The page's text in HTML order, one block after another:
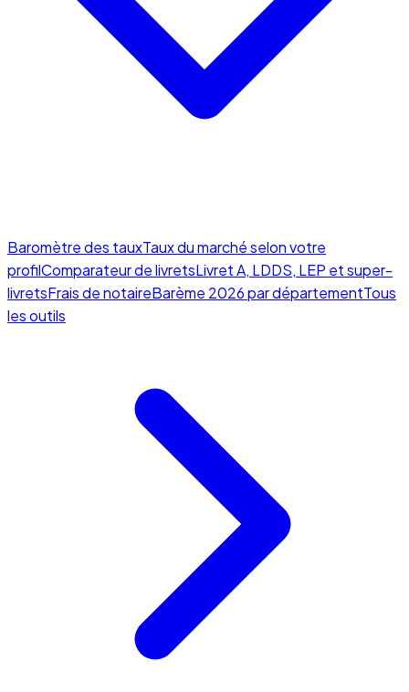
Baromètre des tauxTaux du marché selon votre
profilComparateur de livretsLivret A, LDDS, LEP et super-
livretsFrais de notaireBarème 2026 par départementTous
les outils